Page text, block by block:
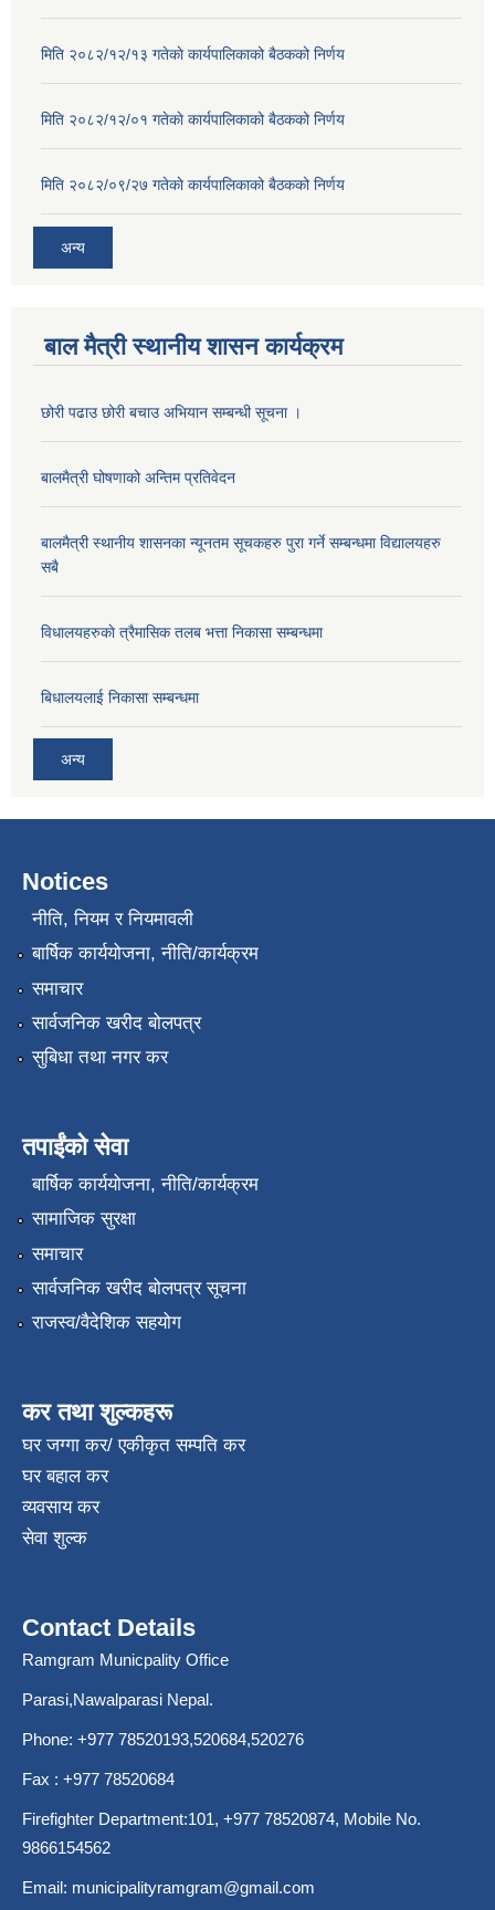
मिति २०८२/१२/१३ गतेकाे कार्यपालिकाको बैठकको निर्णय
मिति २०८२/१२/०१ गतेकाे कार्यपालिकाको बैठकको निर्णय
मिति २०८२/०९/२७ गतेकाे कार्यपालिकाको बैठकको निर्णय
अन्य
बाल मैत्री स्थानीय शासन कार्यक्रम
छोरी पढाउ छोरी बचाउ अभियान सम्बन्धी सूचना ।
बालमैत्री घोषणाको अन्तिम प्रतिवेदन
बालमैत्री स्थानीय शासनका न्यूनतम सूचकहरु पुरा गर्ने सम्बन्धमा विद्यालयहरु
सबै
विधालयहरुकाे त्रैमासिक तलब भत्ता निकासा सम्बन्धमा
बिधालयलाई निकासा सम्बन्धमा
अन्य
Notices
नीति, नियम र नियमावली
बार्षिक कार्ययोजना, नीति/कार्यक्रम
समाचार
सार्वजनिक खरीद बोलपत्र
सुबिधा तथा नगर कर
तपाईंको सेवा
बार्षिक कार्ययोजना, नीति/कार्यक्रम
सामाजिक सुरक्षा
समाचार
सार्वजनिक खरीद बोलपत्र सूचना
राजस्व/वैदेशिक सहयोग
कर तथा शुल्कहरू
घर जग्गा कर/ एकीकृत सम्पति कर
घर बहाल कर
व्यवसाय कर
सेवा शुल्क
Contact Details
Ramgram Municpality Office
Parasi,Nawalparasi Nepal.
Phone: +977 78520193,520684,520276
Fax : +977 78520684
Firefighter Department:101, +977 78520874, Mobile No.
9866154562
Email: municipalityramgram@gmail.com